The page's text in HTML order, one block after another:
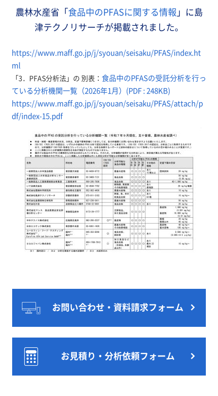
農林水産省「 食品中のPFASに関する情報 」に島
津テクノリサーチが掲載されました。
https://www.maff.go.jp/j/syouan/seisaku/PFAS/index.ht
ml
「3．PFAS分析法」の 別表： 食品中のPFASの受託分析を行っ
ている分析機関一覧（2026年1月）(PDF : 248KB)
https://www.maff.go.jp/j/syouan/seisaku/PFAS/attach/p
df/index-15.pdf
お問い合わせ・資料請求フォーム
お見積り・分析依頼フォーム